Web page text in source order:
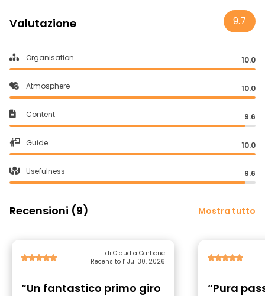
Valutazione 9.7
Organisation 10.0
Atmosphere 10.0
Content 9.6
Guide 10.0
Usefulness 9.6
Recensioni (9) Mostra tutto
di Claudia Carbone
Recensito l’ Jul 30, 2026
“Un fantastico primo giro
“Pura